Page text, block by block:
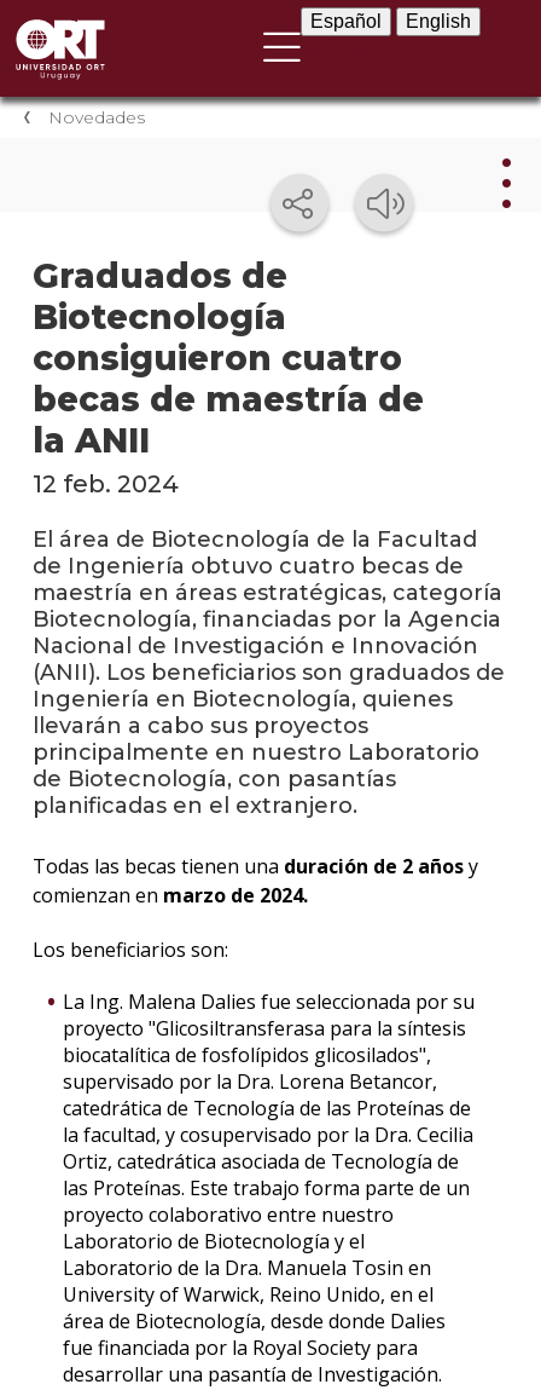
Español English
Novedades
Graduados de
Biotecnología
consiguieron cuatro
becas de maestría de
la ANII
La
los
12 feb. 2024
El área de Biotecnología de la Facultad
de Ingeniería obtuvo cuatro becas de
maestría en áreas estratégicas, categoría
Biotecnología, financiadas por la Agencia
Nacional de Investigación e Innovación
(ANII). Los beneficiarios son graduados de
Ingeniería en Biotecnología, quienes
llevarán a cabo sus proyectos
principalmente en nuestro Laboratorio
de Biotecnología, con pasantías
planificadas en el extranjero.
Todas las becas tienen una duración de 2 añosy
comienzan en marzo de 2024.
Los beneficiarios son:
La Ing. Malena Dalies fue seleccionada por su
proyecto "Glicosiltransferasa para la síntesis
biocatalítica de fosfolípidos glicosilados",
supervisado por la Dra. Lorena Betancor,
catedrática de Tecnología de las Proteínas de
la facultad, y cosupervisado por la Dra. Cecilia
Ortiz, catedrática asociada de Tecnología de
las Proteínas. Este trabajo forma parte de un
proyecto colaborativo entre nuestro
Laboratorio de Biotecnología y el
Laboratorio de la Dra. Manuela Tosin en
University of Warwick, Reino Unido, en el
área de Biotecnología, desde donde Dalies
fue financiada por la Royal Society para
desarrollar una pasantía de Investigación.